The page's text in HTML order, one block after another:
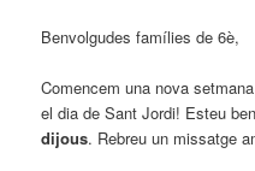
Benvolgudes famílies de 6è,
Comencem una nova
el dia de Sant Jordi! Esteu
dijous. Rebreu un missatge